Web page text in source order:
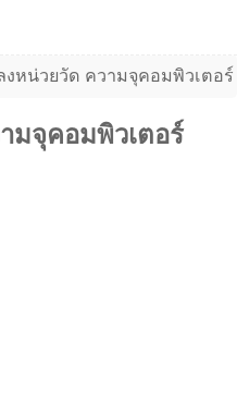
งหน่วยวัด ความจุคอมพิวเตอร์
มจุคอมพิวเตอร์